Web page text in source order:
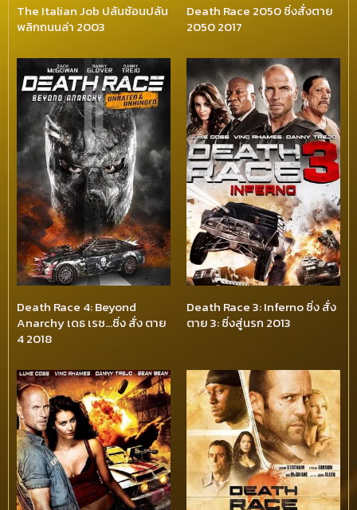
The Italian Job ปล้นซ้อนปล้น
พลิกถนนล่า 2003
Death Race 2050 ซิ่งสั่งตาย
2050 2017
Death Race 4: Beyond
Anarchy เดธ เรซ…ซิ่ง สั่ง ตาย
4 2018
Death Race 3: Inferno ซิ่ง สั่ง
ตาย 3: ซิ่งสู่นรก 2013